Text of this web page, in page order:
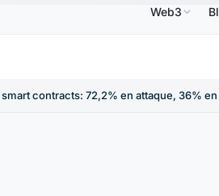
0,9991 $US↑0.00%
Web3
contracts: 72,2% en attaque, 36%